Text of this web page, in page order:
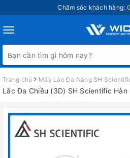
Chăm sóc khách hàng:
Toggle
navigation
Trang chủ Máy Lắc Đa Năng SH
Lắc Đa Chiều (3D) SH Scientific